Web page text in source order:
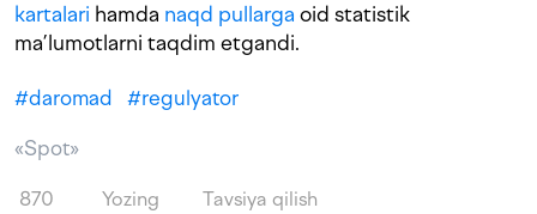
kartalari hamda naqd pullarga oid statistik
ma’lumotlarni taqdim etgandi.
#daromad #regulyator
«Spot»
870 Yozing Tavsiya qilish